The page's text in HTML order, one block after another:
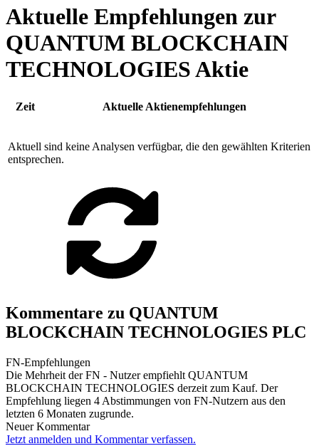
Aktuelle Empfehlungen zur
QUANTUM BLOCKCHAIN
TECHNOLOGIES Aktie
Zeit Aktuelle Aktienempfehlungen
Aktuell sind keine Analysen verfügbar, die den gewählten Kriterien
entsprechen.
Kommentare zu QUANTUM
BLOCKCHAIN TECHNOLOGIES PLC
FN-Empfehlungen
Die Mehrheit der FN - Nutzer empfiehlt QUANTUM
BLOCKCHAIN TECHNOLOGIES derzeit zum Kauf. Der
Empfehlung liegen 4 Abstimmungen von FN-Nutzern aus den
letzten 6 Monaten zugrunde.
Neuer Kommentar
Jetzt anmelden und Kommentar verfassen.